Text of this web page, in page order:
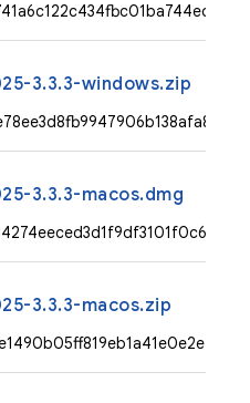
3.3.3-windows.zip
3.3.3-macos.dmg
3.3.3-macos.zip